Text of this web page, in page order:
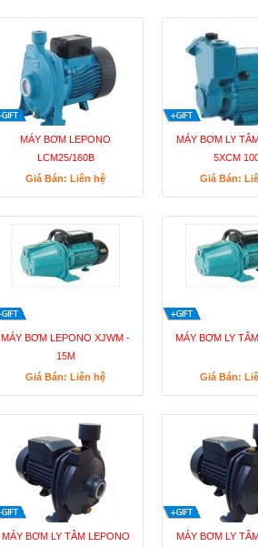
MÁY BƠM LEPONO
LCM25/160B
Giá Bán: Liên hệ
MÁY BƠM LY
5XCM
Giá Bán:
MÁY BƠM LEPONO XJWM -
15M
Giá Bán: Liên hệ
MÁY BƠM LY
Giá Bán:
MÁY BƠM LY TÂM LEPONO MÁY BƠM LY